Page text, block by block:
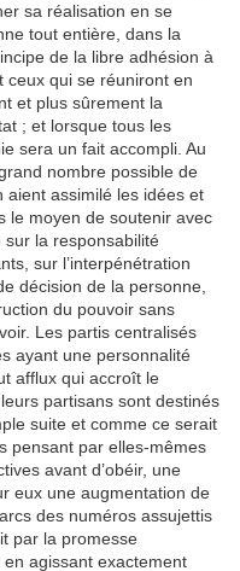
sa réalisation en se
tout entière, dans la
de la libre adhésion à
ceux qui se réuniront en
et plus sûrement la
; et lorsque tous les
sera un fait accompli. Au
nombre possible de
aient assimilé les idées et
le moyen de soutenir avec
la responsabilité
sur l’interpénétration
décision de la personne,
du pouvoir sans
Les partis centralisés
ayant une personnalité
afflux qui accroît le
partisans sont destinés
suite et comme ce serait
pensant par elles-mêmes
avant d’obéir, une
eux une augmentation de
des numéros assujettis
par la promesse
en agissant exactement